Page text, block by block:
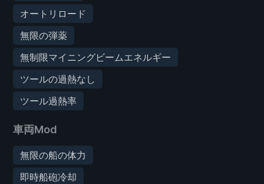
オートリロード
無限の弾薬
無制限マイニングビームエネルギー
ツールの過熱なし
ツール過熱率
車両Mod
無限の船の体力
即時船砲冷却